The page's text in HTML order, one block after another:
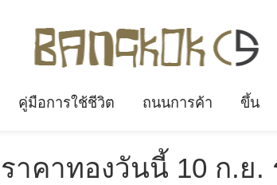
คู่มือการใช้ชีวิต ถนนการค้า ขึ้น
ราคาทองวันนี้ 10 ก.ย.